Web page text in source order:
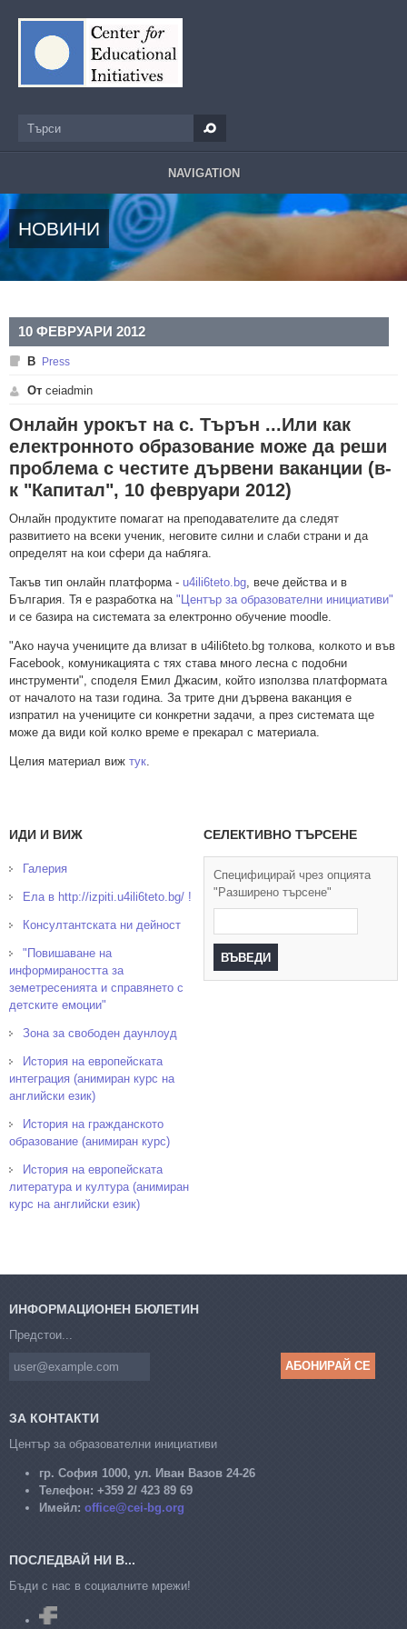
Търси
NAVIGATION
НОВИНИ
10 ФЕВРУАРИ 2012
В Press
От ceiadmin
Онлайн урокът на с. Търън ...Или как
електронното образование може да реши
проблема с честите дървени ваканции (в-
к "Капитал", 10 февруари 2012)
Онлайн продуктите помагат на преподавателите да следят
развитието на всеки ученик, неговите силни и слаби страни и да
определят на кои сфери да набляга.
Такъв тип онлайн платформа - u4ili6teto.bg, вече действа и в
България. Тя е разработка на "Център за образователни инициативи"
и се базира на системата за електронно обучение moodle.
"Ако науча учениците да влизат в u4ili6teto.bg толкова, колкото и във
Facebook, комуникацията с тях става много лесна с подобни
инструменти", споделя Емил Джасим, който използва платформата
от началото на тази година. За трите дни дървена ваканция е
изпратил на учениците си конкретни задачи, а през системата ще
може да види кой колко време е прекарал с материала.
Целия материал виж тук.
ИДИ И ВИЖ
Галерия
Ела в http://izpiti.u4ili6teto.bg/ !
Консултантската ни дейност
"Повишаване на
информираността за
земетресенията и справянето с
детските емоции"
Зона за свободен даунлоуд
История на европейската
интеграция (анимиран курс на
английски език)
История на гражданското
образование (анимиран курс)
История на европейската
литература и култура (анимиран
курс на английски език)
СЕЛЕКТИВНО ТЪРСЕНЕ
Специфицирай чрез опцията
"Разширено търсене"
ИНФОРМАЦИОНЕН БЮЛЕТИН
Предстои...
ЗА КОНТАКТИ
Център за образователни инициативи
гр. София 1000, ул. Иван Вазов 24-26
Телефон: +359 2/ 423 89 69
Имейл: office@cei-bg.org
ПОСЛЕДВАЙ НИ В...
Бъди с нас в социалните мрежи!